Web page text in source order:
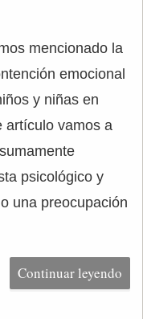
mencionado la
emocional
y niñas en
artículo vamos a
psicológico y
una preocupación
Continuar leyendo